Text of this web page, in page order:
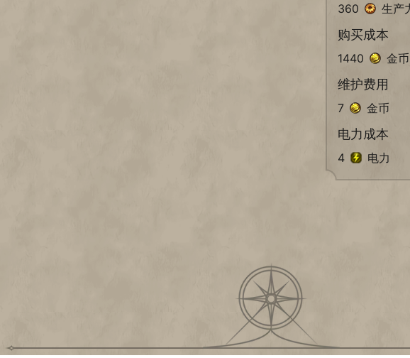
360 生产
购买成本
1440 金币
维护费用
7 金币
电力成本
4 电力